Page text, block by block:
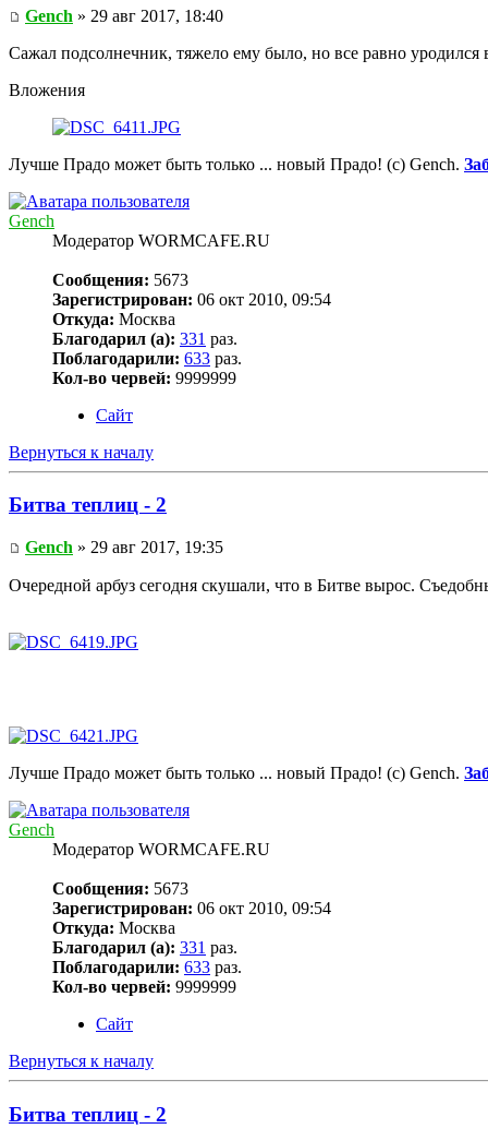
Gench » 29 авг 2017, 18:40
Сажал подсолнечник, тяжело ему было, но все равно
Вложения
Лучше Прадо может быть только ... новый Прадо! (c) Gench.
Gench
Модератор WORMCAFE.RU
Сообщения: 5673
Зарегистрирован: 06 окт 2010, 09:54
Откуда: Москва
Благодарил (а): 331 раз.
Поблагодарили: 633 раз.
Кол-во червей: 9999999
Сайт
Вернуться к началу
Битва теплиц - 2
Gench » 29 авг 2017, 19:35
Очередной арбуз сегодня скушали, что в Битве вырос.
Лучше Прадо может быть только ... новый Прадо! (c) Gench.
Gench
Модератор WORMCAFE.RU
Сообщения: 5673
Зарегистрирован: 06 окт 2010, 09:54
Откуда: Москва
Благодарил (а): 331 раз.
Поблагодарили: 633 раз.
Кол-во червей: 9999999
Сайт
Вернуться к началу
Битва теплиц - 2